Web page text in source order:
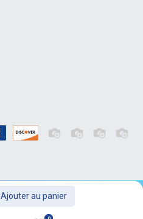
Ajouter au panier
0